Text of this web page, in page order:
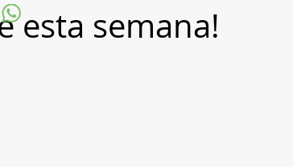
esta semana!